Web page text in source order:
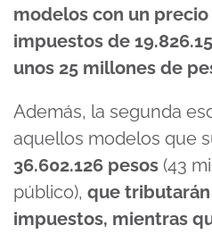
modelos con un
impuestos de
unos 25 millones de
Además, la segunda
aquellos modelos que
36.602.126 pesos (43
público), que tributarán
impuestos, mientras